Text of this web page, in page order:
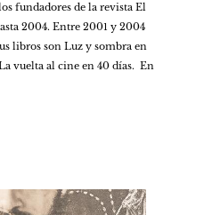
fundadores de la revista El
2004. Entre 2001 y 2004
libros son Luz y sombra en
vuelta al cine en 40 días.  En